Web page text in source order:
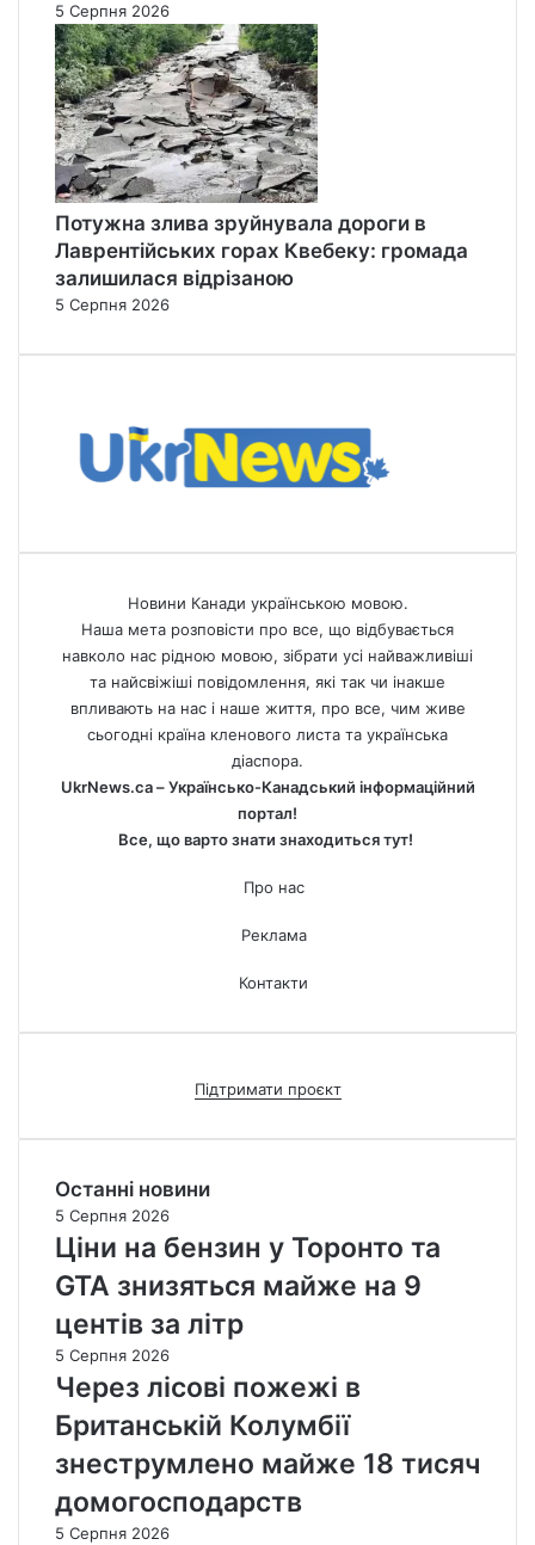
5 Серпня 2026
Потужна злива зруйнувала дороги в
Лаврентійських горах Квебеку: громада
залишилася відрізаною
5 Серпня 2026
Новини Канади українською мовою.
Наша мета розповісти про все, що відбувається
навколо нас рідною мовою, зібрати усі найважливіші
та найсвіжіші повідомлення, які так чи інакше
впливають на нас і наше життя, про все, чим живе
сьогодні країна кленового листа та українська
діаспора.
UkrNews.ca – Українсько-Канадський інформаційний
портал!
Все, що варто знати знаходиться тут!
Про нас
Реклама
Контакти
Підтримати проєкт
Останні новини
5 Серпня 2026
Ціни на бензин у Торонто та
GTA знизяться майже на 9
центів за літр
5 Серпня 2026
Через лісові пожежі в
Британській Колумбії
знеструмлено майже 18 тисяч
домогосподарств
5 Серпня 2026